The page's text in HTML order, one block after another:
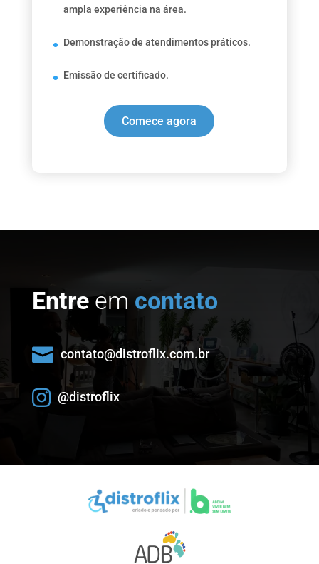
ampla experiência na área.
Demonstração de atendimentos práticos.
Emissão de certificado.
Comece agora
Entreem contato
 contato@distroflix.com.br
 @distroflix